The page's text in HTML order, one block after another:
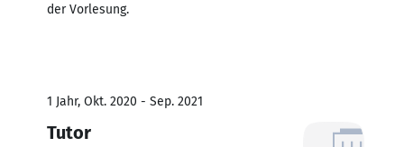
der Vorlesung.
1 Jahr, Okt. 2020 - Sep. 2021
Tutor